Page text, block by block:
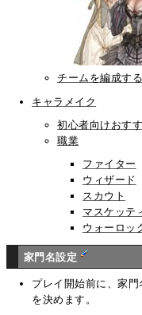
チームを編成す
キャラメイク
初心者向けおす
職業
ファイター
ウィザード
スカウト
マスケッテ
ウォーロッ
家門名設定
プレイ開始前に、家門
を決めます。